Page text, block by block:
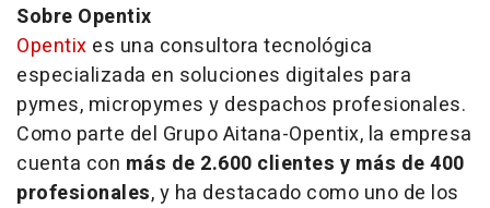
Sobre Opentix
Opentix es una consultora tecnológica
especializada en soluciones digitales para
pymes, micropymes y despachos profesionales.
Como parte del Grupo Aitana-Opentix, la empresa
cuenta con más de 2.600 clientes y más de 400
profesionales, y ha destacado como uno de los